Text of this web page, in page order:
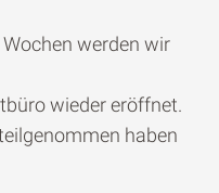
werden wir
wieder eröffnet.
haben